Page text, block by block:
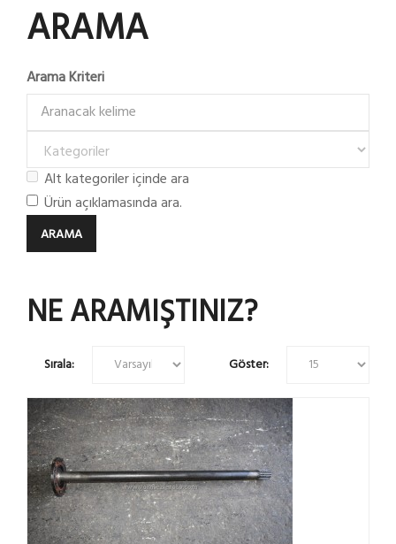
ARAMA
Arama Kriteri
Alt kategoriler içinde ara
Ürün açıklamasında ara.
NE ARAMIŞTINIZ?
Sırala: Göster: